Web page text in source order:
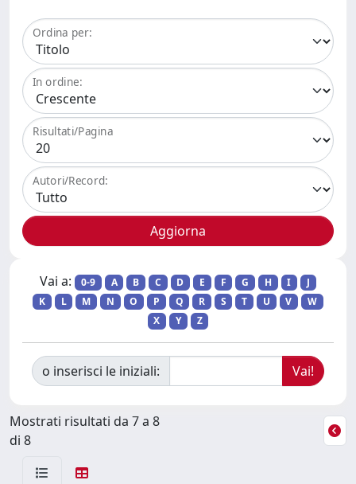
Ordina per:
In ordine:
Risultati/Pagina
Autori/Record:
Vai a: 0-9 A B C D E F G H I
J
K
L M N O P Q R S T U V
W
X
Y Z
o inserisci le iniziali:
Mostrati risultati da 7 a 8
di 8